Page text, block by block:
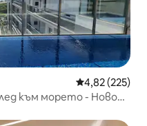
Средна
4,82 (225)
към морето - Ново